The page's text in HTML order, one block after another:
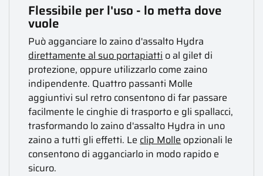
Flessibile per l'uso - lo metta dove
vuole
Può agganciare lo zaino d'assalto Hydra
direttamente al suo portapiatti o al gilet di
protezione, oppure utilizzarlo come zaino
indipendente. Quattro passanti Molle
aggiuntivi sul retro consentono di far passare
facilmente le cinghie di trasporto e gli spallacci,
trasformando lo zaino d'assalto Hydra in uno
zaino a tutti gli effetti. Le clip Molle opzionali le
consentono di agganciarlo in modo rapido e
sicuro.